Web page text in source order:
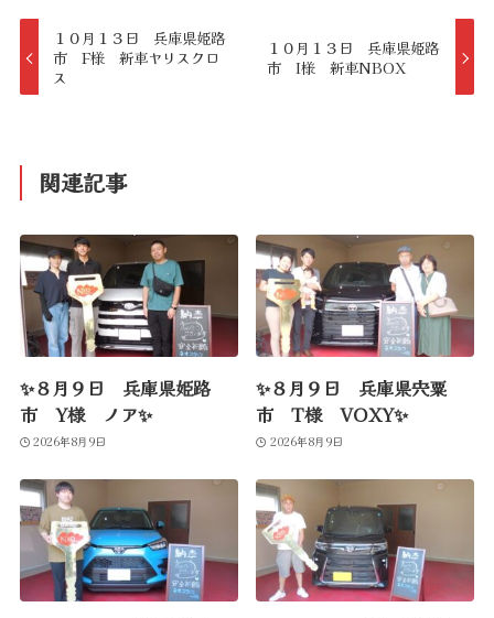
１０月１３日 兵庫県姫路
市 F様 新車ヤリスクロ
ス
１０月１３日 兵庫県姫路
市 I様 新車NBOX
関連記事
✨８月９日 兵庫県姫路
市 Y様 ノア✨
2026年8月9日
✨８月９日 兵庫県宍粟
市 T様 VOXY✨
2026年8月9日